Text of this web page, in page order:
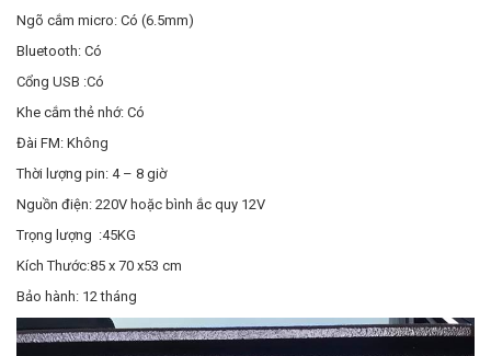
Ngõ cắm micro: Có (6.5mm)
Bluetooth: Có
Cổng USB :Có
Khe cắm thẻ nhớ: Có
Đài FM: Không
Thời lượng pin: 4 – 8 giờ
Nguồn điện: 220V hoặc bình ắc quy 12V
Trọng lượng :45KG
Kích Thước:85 x 70 x53 cm
Bảo hành: 12 tháng